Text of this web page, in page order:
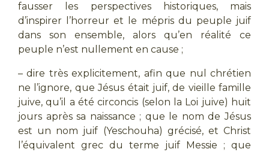
fausser les perspectives historiques, mais
d’inspirer l’horreur et le mépris du peuple juif
dans son ensemble, alors qu’en réalité ce
peuple n’est nullement en cause ;
– dire très explicitement, afin que nul chrétien
ne l’ignore, que Jésus était juif, de vieille famille
juive, qu’il a été circoncis (selon la Loi juive) huit
jours après sa naissance ; que le nom de Jésus
est un nom juif (Yeschouha) grécisé, et Christ
l’équivalent grec du terme juif Messie ; que